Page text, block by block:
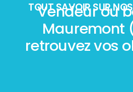
TOUT SAVOIR SUR
Vendeur ou
Mauremont
retrouvez vos